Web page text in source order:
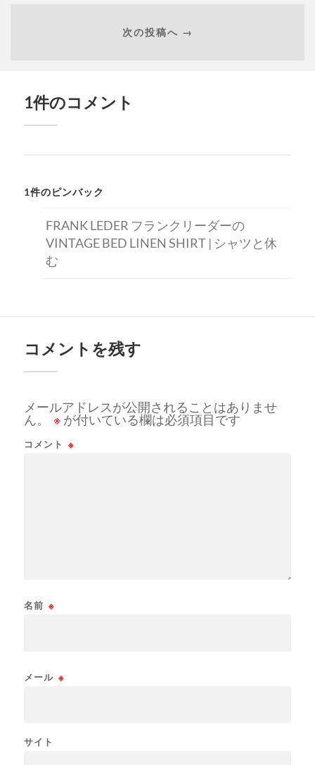
次の投稿へ →
1件のコメント
1件のピンバック
FRANK LEDER フランクリーダーの
VINTAGE BED LINEN SHIRT | シャツと休
む
コメントを残す
メールアドレスが公開されることはありませ
ん。
※ が付いている欄は必須項目です
コメント ※
名前 ※
メール ※
サイト